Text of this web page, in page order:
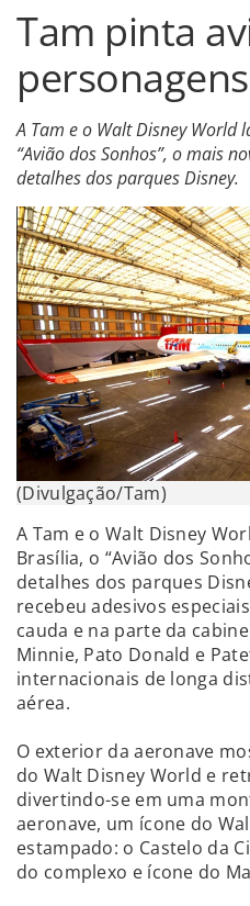
Tam pinta
A Tam e o Walt Disney
“Avião dos Sonhos”, o mais
detalhes dos parques Disney.
(Divulgação/Tam)
A Tam e o Walt Disney
Brasília, o “Avião dos
detalhes dos parques
recebeu adesivos
cauda e na parte da
Minnie, Pato Donald e
internacionais de longa
aérea.
O exterior da aeronave
do Walt Disney World e
divertindo-se em uma
aeronave, um ícone do
estampado: o Castelo da
do complexo e ícone do